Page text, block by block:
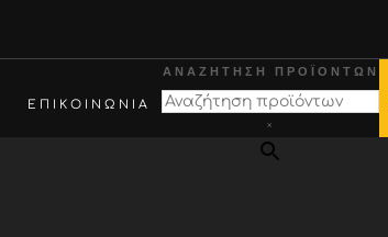
ΕΠΙΚΟΙΝΩΝΙΑ
ΑΝΑΖΉΤΗΣΗ ΠΡΟΪΌΝΤΩΝ
×